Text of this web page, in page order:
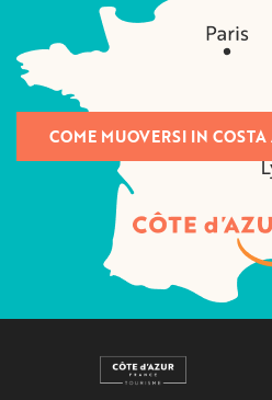
COME MUOVERSI IN